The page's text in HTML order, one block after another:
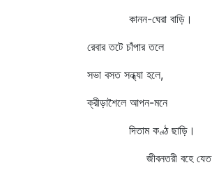
কানন-ঘেরা বাড়ি।
রেবার তটে চাঁপার তলে
সভা বসত সন্ধ্যা হলে,
ক্রীড়াশৈলে আপন-মনে
দিতাম কণ্ঠ ছাড়ি।
জীবনতরী বহে যেত